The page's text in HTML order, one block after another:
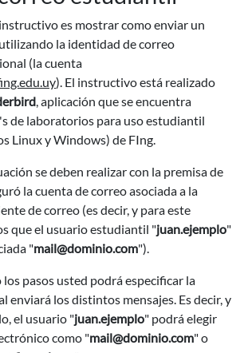
es mostrar como enviar un
la identidad de correo
(la cuenta
). El instructivo está realizado
, aplicación que se encuentra
de laboratorios para uso estudiantil
Linux y Windows) de FIng.
se deben realizar con la premisa de
la cuenta de correo asociada a la
de correo (es decir, y para este
que el usuario estudiantil "juan.ejemplo"
"mail@dominio.com").
pasos usted podrá especificar la
enviará los distintos mensajes. Es decir, y
el usuario "juan.ejemplo" podrá elegir
como "mail@dominio.com" o